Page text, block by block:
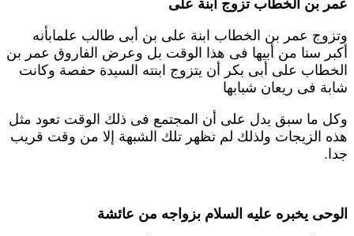
بن الخطاب تزوج ابنة على
عمر بن الخطاب ابنة على بن أبى طالب علمابأنه
سنا من أبيها فى هذا الوقت بل وعرض الفاروق عمر بن
على أبى بكر أن يتزوج ابنته السيدة حفصة وكانت
فى ريعان شبابها
ما سبق يدل على أن المجتمع فى ذلك الوقت تعود مثل
الزيجات ولذلك لم تظهر تلك الشبهة إلا من وقت قريب
يخبره عليه السلام بزواجه من عائشة